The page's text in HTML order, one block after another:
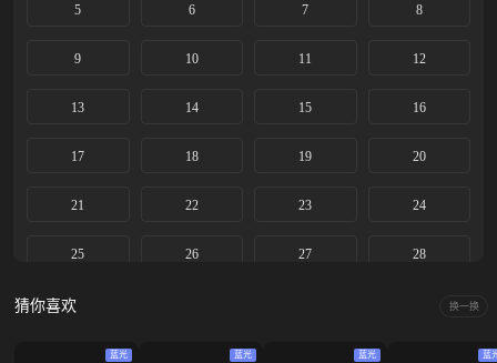
对真爱与救赎的永恒追问。
5 6 7 8
9 10 11 12
13 14 15 16
17 18 19 20
21 22 23 24
25 26 27 28
29
猜你喜欢 换一换
蓝光 蓝光 蓝光 蓝